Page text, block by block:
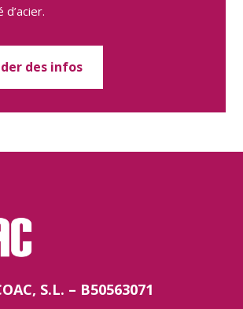
des infos
S.L. – B50563071